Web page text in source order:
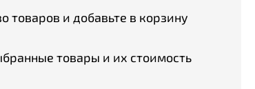
товаров и добавьте в корзину
товары и их стоимость